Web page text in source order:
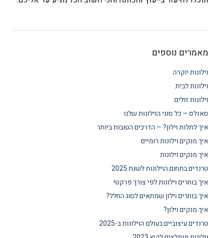
מאמרים נוספים
וילונות יוקרה
וילונות לבית
וילונות זולים
סאנלס – כל סוגי הוילונות שלנו
איך לתלות וילון? – הדרכים הטובות ביותר
איך מנקים וילונות רומיים
איך מנקים וילונות
טרנדים בתחום הוילונות לשנת 2025
איך בוחרים וילונות לפי צורך פרקטי
איך בוחרים וילון שמתאים לסוג החלל?
איך מנקים וילון?
טרנדים עיצוביים בעולם הוילונות ב-2025